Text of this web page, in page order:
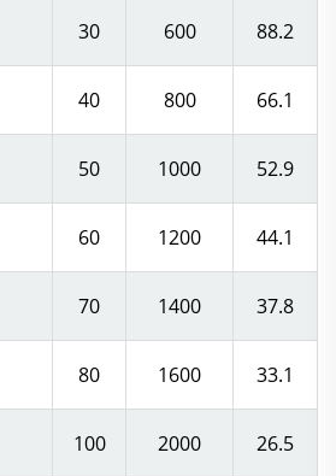
30 600
88.2
40 800
66.1
50 1000
52.9
60 1200
44.1
70 1400
37.8
80 1600
33.1
100 2000
26.5